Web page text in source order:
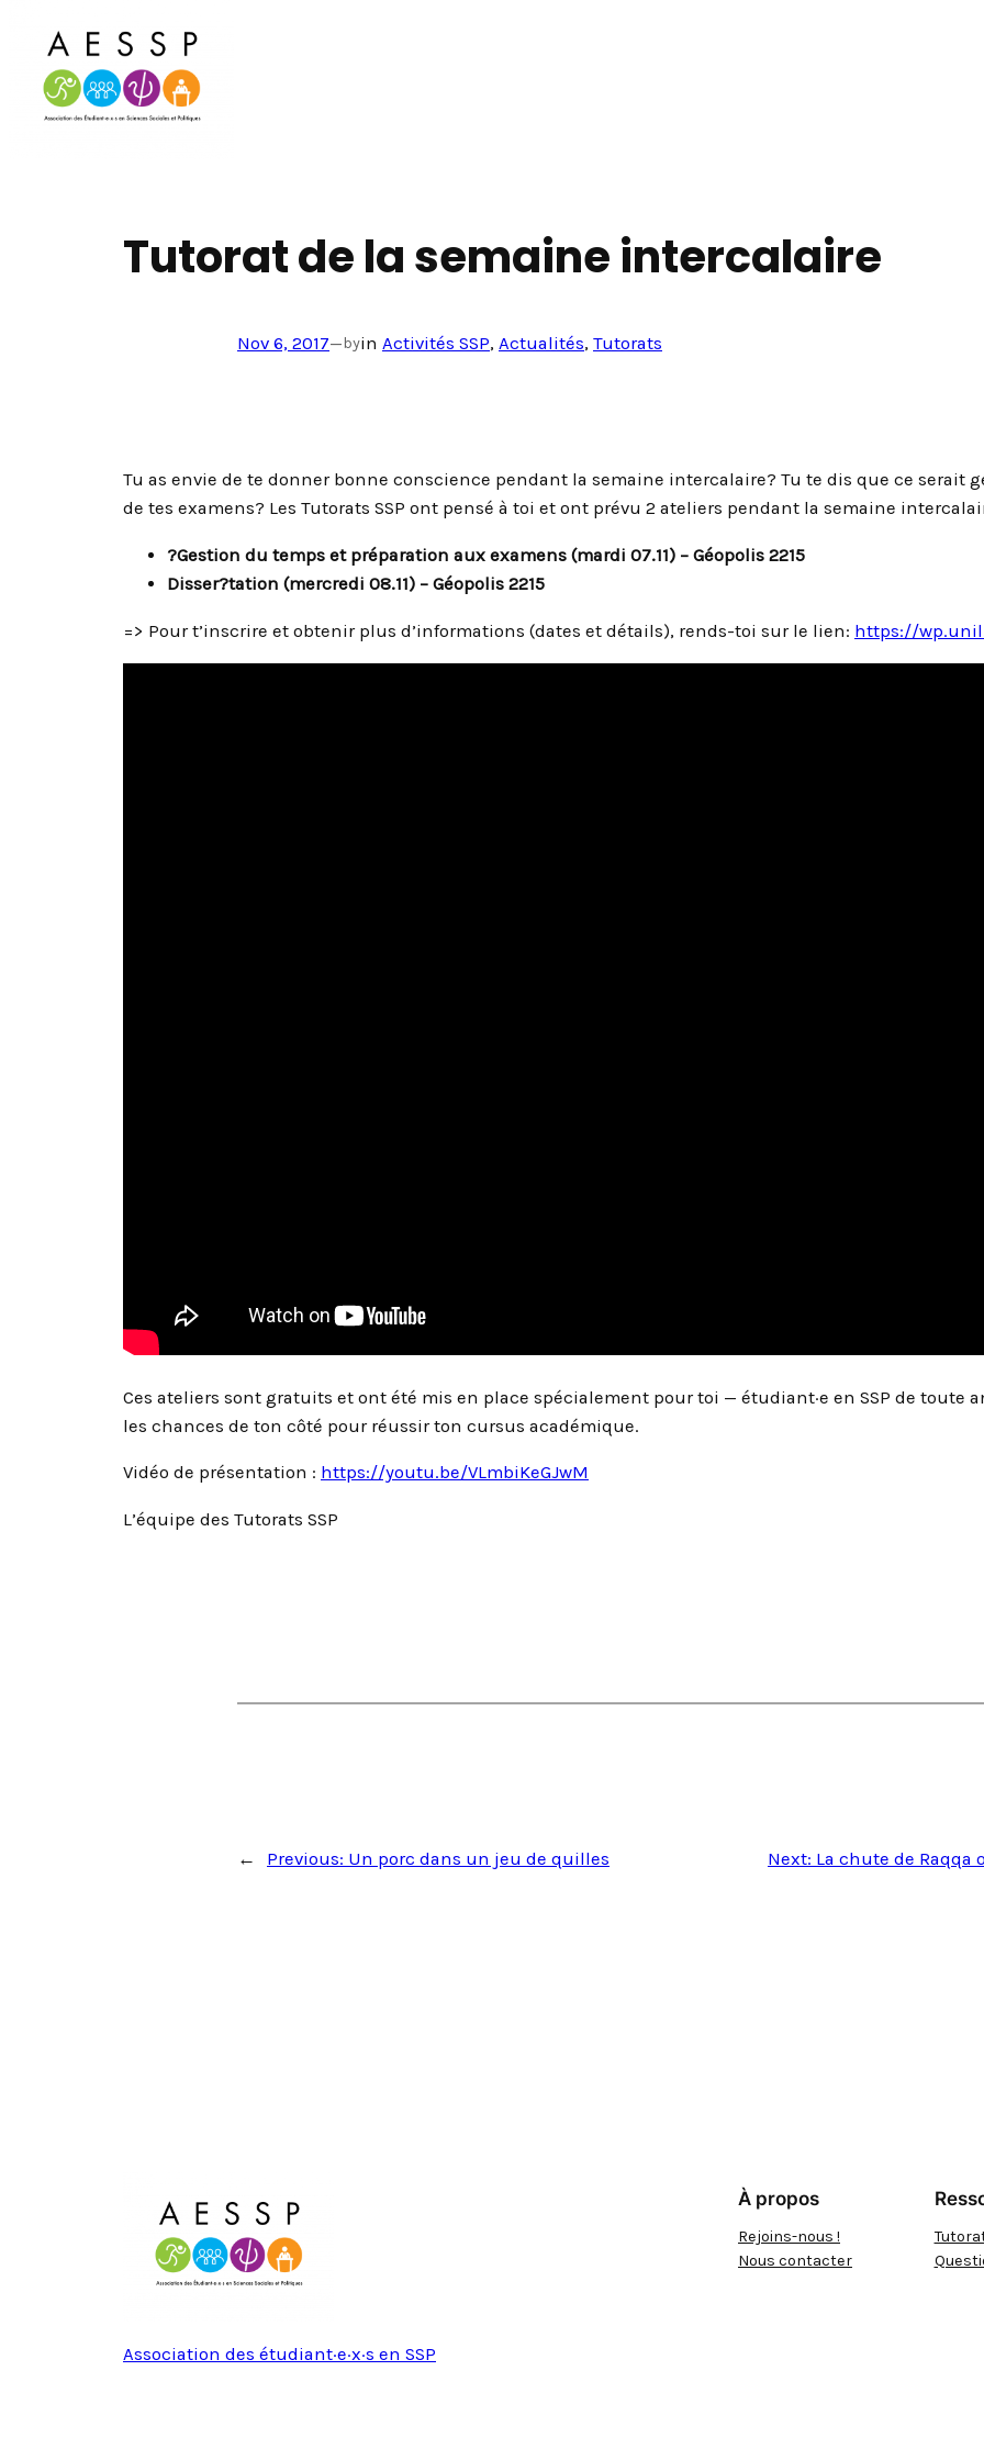
Aller
Tutorat de la semaine intercalaire
Nov 6, 2017—byin Activités SSP, Actualités, Tutorats
Tu as envie de te donner bonne conscience pendant la semaine intercalaire? Tu te dis que ce serait
de tes examens? Les Tutorats SSP ont pensé à toi et ont prévu 2 ateliers pendant la semaine
?Gestion du temps et préparation aux examens (mardi 07.11) – Géopolis 2215
Disser?tation (mercredi 08.11) – Géopolis 2215
=> Pour t’inscrire et obtenir plus d’informations (dates et détails), rends-toi sur le lien: https://
Ces ateliers sont gratuits et ont été mis en place spécialement pour toi — étudiant·e en SSP de toute
les chances de ton côté pour réussir ton cursus académique.
Vidéo de présentation : https://youtu.be/VLmbiKeGJwM
L’équipe des Tutorats SSP
← Previous: Un porc dans un jeu de quilles Next: La chute de Raqqa
Association des étudiant·e·x·s en SSP
À propos
Rejoins-nous !
Nous contacter